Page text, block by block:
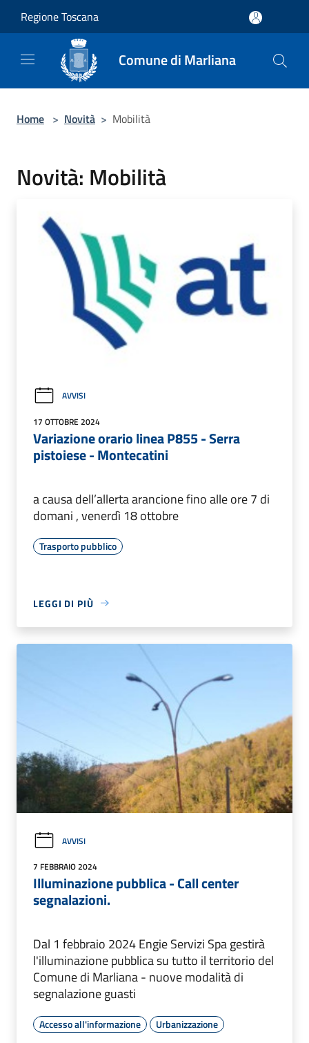
Regione Toscana
Comune di Marliana
Home > Novità > Mobilità
Novità: Mobilità
AVVISI
17 OTTOBRE 2024
Variazione orario linea P855 - Serra
pistoiese - Montecatini
a causa dell’allerta arancione fino alle ore 7 di
domani , venerdì 18 ottobre
Trasporto pubblico
LEGGI DI PIÙ
AVVISI
7 FEBBRAIO 2024
Illuminazione pubblica - Call center
segnalazioni.
Dal 1 febbraio 2024 Engie Servizi Spa gestirà
l'illuminazione pubblica su tutto il territorio del
Comune di Marliana - nuove modalità di
segnalazione guasti
Accesso all'informazione Urbanizzazione